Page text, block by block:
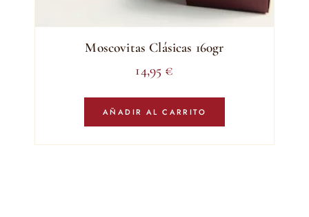
Moscovitas Clásicas 160gr
14,95 €
AÑADIR AL CARRITO